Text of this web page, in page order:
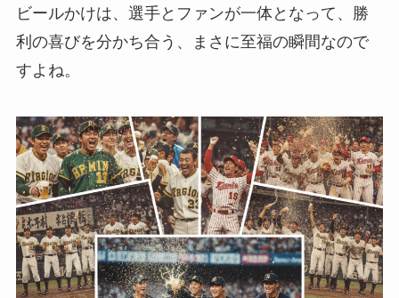
ビールかけは、選手とファンが一体となって、勝
利の喜びを分かち合う、まさに至福の瞬間なので
すよね。